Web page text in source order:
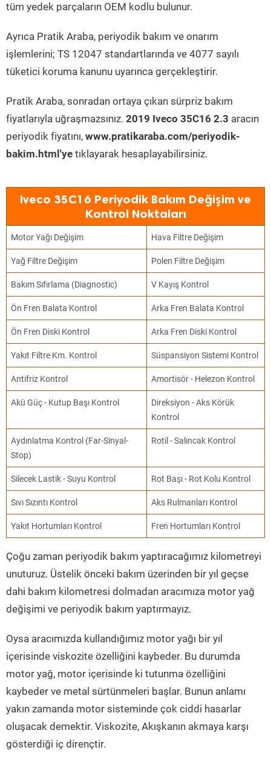
tüm yedek parçaların OEM kodlu bulunur.
Ayrıca Pratik Araba, periyodik bakım ve onarım
işlemlerini; TS 12047 standartlarında ve 4077 sayılı
tüketici koruma kanunu uyarınca gerçekleştirir.
Pratik Araba, sonradan ortaya çıkan sürpriz bakım
fiyatlarıyla uğraşmazsınız. 2019 Iveco 35C16 2.3 aracın
periyodik fiyatını, www.pratikaraba.com/periyodik-
bakim.html'ye tıklayarak hesaplayabilirsiniz.
Iveco 35C16 Periyodik Bakım Değişim ve
Kontrol Noktaları
Motor Yağı Değişim Hava Filtre Değişim
Yağ Filtre Değişim Polen Filtre Değişim
Bakım Sıfırlama (Diagnostic) V Kayış Kontrol
Ön Fren Balata Kontrol Arka Fren Balata Kontrol
Ön Fren Diski Kontrol Arka Fren Diski Kontrol
Yakıt Filtre Km. Kontrol Süspansiyon Sistemi Kontrol
Antifriz Kontrol Amortisör - Helezon Kontrol
Akü Güç - Kutup Başı Kontrol
Direksiyon - Aks Körük
Kontrol
Aydınlatma Kontrol (Far-Sinyal-
Stop)
Rotil - Salıncak Kontrol
Silecek Lastik - Suyu Kontrol Rot Başı - Rot Kolu Kontrol
Sıvı Sızıntı Kontrol Aks Rulmanları Kontrol
Yakıt Hortumları Kontrol Fren Hortumları Kontrol
Çoğu zaman periyodik bakım yaptıracağımız kilometreyi
unuturuz. Üstelik önceki bakım üzerinden bir yıl geçse
dahi bakım kilometresi dolmadan aracımıza motor yağ
değişimi ve periyodik bakım yaptırmayız.
Oysa aracımızda kullandığımız motor yağı bir yıl
içerisinde viskozite özelliğini kaybeder. Bu durumda
motor yağ, motor içerisinde ki tutunma özelliğini
kaybeder ve metal sürtünmeleri başlar. Bunun anlamı
yakın zamanda motor sisteminde çok ciddi hasarlar
oluşacak demektir. Viskozite, Akışkanın akmaya karşı
gösterdiği iç dirençtir.